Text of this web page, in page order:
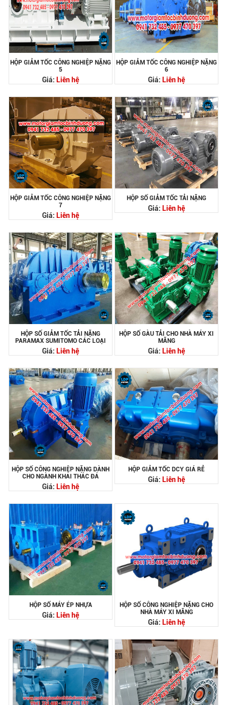
HỘP GIẢM TỐC CÔNG NGHIỆP NẶNG
5
Giá: Liên hệ
HỘP GIẢM TỐC CÔNG NGHIỆP NẶNG
6
Giá: Liên hệ
HỘP GIẢM TỐC CÔNG NGHIỆP NẶNG
7
Giá: Liên hệ
HỘP SỐ GIẢM TỐC TẢI NẶNG
Giá: Liên hệ
HỘP SỐ GIẢM TỐC TẢI NẶNG
PARAMAX SUMITOMO CÁC LOẠI
Giá: Liên hệ
HỘP SỐ GÀU TẢI CHO NHÀ MÁY XI
MĂNG
Giá: Liên hệ
HỘP SỐ CÔNG NGHIỆP NẶNG DÀNH
CHO NGÀNH KHAI THÁC ĐÁ
Giá: Liên hệ
HỘP GIẢM TỐC DCY GIÁ RẺ
Giá: Liên hệ
HỘP SỐ MÁY ÉP NHỰA
Giá: Liên hệ
HỘP SỐ CÔNG NGHIỆP NẶNG CHO
NHÀ MÁY XI MĂNG
Giá: Liên hệ